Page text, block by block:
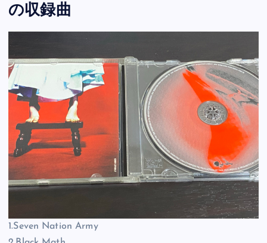
の収録曲
1.Seven Nation Army